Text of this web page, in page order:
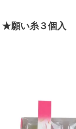
★願い糸３個入